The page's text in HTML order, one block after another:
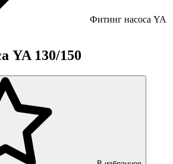
Фитинг насоса YA
YA 130/150